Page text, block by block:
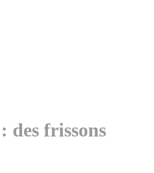
des frissons